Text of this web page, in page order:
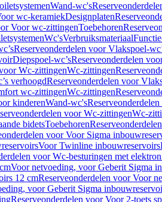
Wand-wc's
wc-keramiekDesignplaten
Voor wc-zittingenToebehoren
Wc'sVerbruiksmateriaal
Reserveonderdelen voor Vlakspoel-
Diepspoel-wc’sReserveonderdelen
Wc-zittingenWc-zittingen
verhoogdReserveonderdelen voor
wc-zittingenWc-zittingen
kinderenWand-wc's
voor Wc-zittingenWc-
bidetsToebehoren
voor Voor Sigma
Voor Twinline inbouwreservoirs
voor Wc-besturingen met
Voor netvoeding, voor Geberit Sigma
12 cmReserveonderdelen voor Voor
voor Geberit Sigma
Reserveonderdelen voor Voor 2-toets